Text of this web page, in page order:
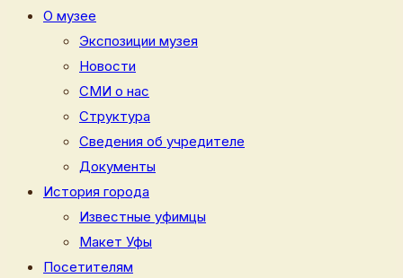
О музее
Экспозиции музея
Новости
СМИ о нас
Структура
Сведения об учредителе
Документы
История города
Известные уфимцы
Макет Уфы
Посетителям